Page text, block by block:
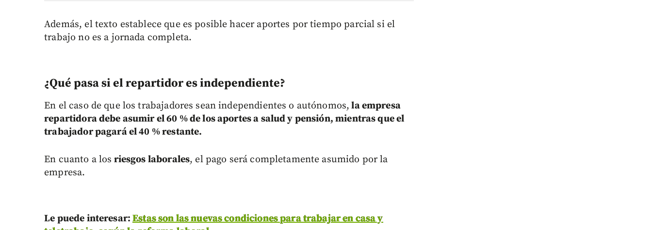
Además, el texto establece que es posible hacer aportes por tiempo parcial si el
trabajo no es a jornada completa.
¿Qué pasa si el repartidor es independiente?
En el caso de que los trabajadores sean independientes o autónomos, la empresa
repartidora debe asumir el 60 % de los aportes a salud y pensión, mientras que el
trabajador pagará el 40 % restante.
En cuanto a los riesgos laborales, el pago será completamente asumido por la
empresa.
Le puede interesar:Estas son las nuevas condiciones para trabajar en casa y